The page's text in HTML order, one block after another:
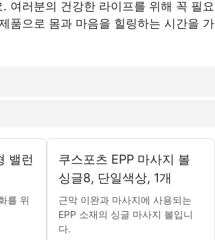
여러분의 건강한 라이프를 위해 꼭 필요
품으로 몸과 마음을 힐링하는 시간을 가
밸런
를 위
쿠스포츠 EPP 마사지 볼
싱글8, 단일색상, 1개
근막 이완과 마사지에 사용되는
EPP 소재의 싱글 마사지 볼입니
다.